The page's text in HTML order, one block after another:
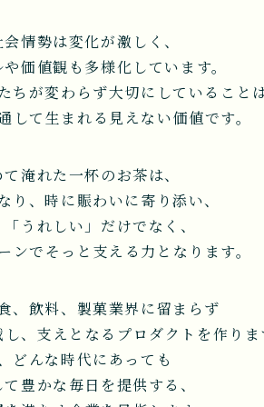
情勢は変化が激しく、
価値観も多様化しています。
ちが変わらず大切にしていることは
して生まれる見えない価値です。
淹れた一杯のお茶は、
り、時に賑わいに寄り添い、
「うれしい」だけでなく、
ンでそっと支える力となります。
、飲料、製菓業界に留まらず
、支えとなるプロダクトを作りま
どんな時代にあっても
豊かな毎日を提供する、